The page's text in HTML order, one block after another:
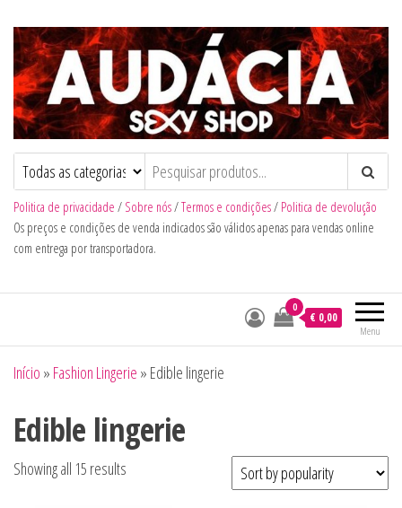
Audacia Sexy Shop
Politica de privacidade / Sobre nós/Termos e condições/ Politica de devolução
Os preços e condições de venda indicados são válidos apenas para vendas online
com entrega por transportadora.
Menu
0
€ 0,00
Início » Fashion Lingerie » Edible lingerie
Edible lingerie
Showing all 15 results